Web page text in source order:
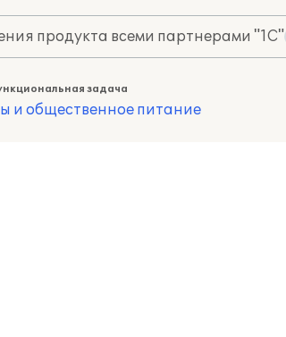
продукта всеми партнерами "1С"
задача
и общественное питание